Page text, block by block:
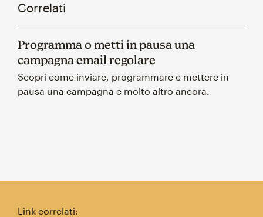
Correlati
Programma o metti in pausa una
campagna email regolare
Scopri come inviare, programmare e mettere in
pausa una campagna e molto altro ancora.
Link correlati: